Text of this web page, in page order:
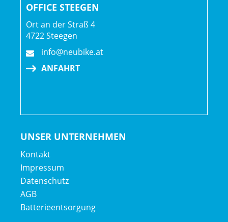
OFFICE STEEGEN
Ort an der Straß 4
4722 Steegen
info@neubike.at
ANFAHRT
UNSER UNTERNEHMEN
Kontakt
Impressum
Datenschutz
AGB
Batterieentsorgung